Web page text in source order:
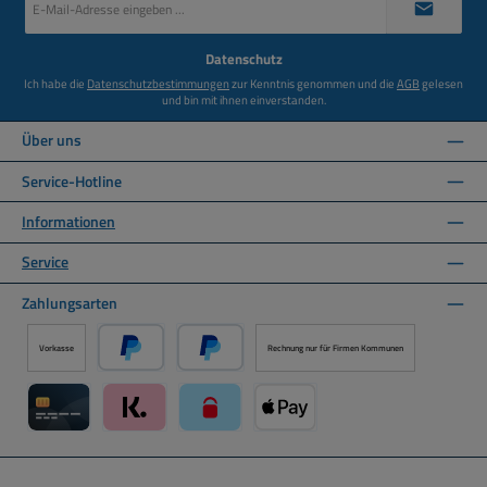
Mail-
Datenschutz
Ich habe die Datenschutzbestimmungenzur Kenntnis genommen und dieAGBgelesen
und bin mit ihnen einverstanden.
Über uns
Service-Hotline
Informationen
Service
Zahlungsarten
Vorkasse
PayPal Später Bezahlen über PayPal
Rechnung nur für Firmen Kommunen